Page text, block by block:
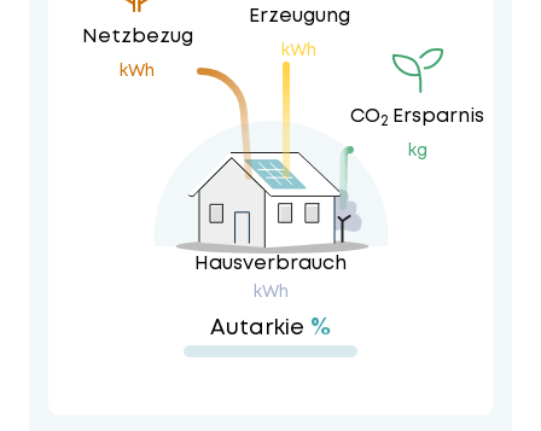
Netzbezug
kWh
Erzeugung
kWh
CO2 Ersparnis
kg
Hausverbrauch
kWh
Autarkie %